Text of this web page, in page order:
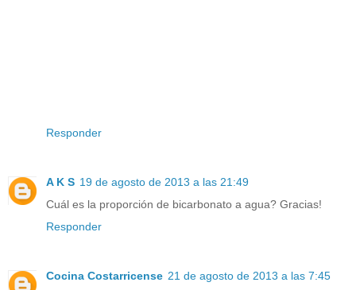
Responder
A K S 19 de agosto de 2013 a las 21:49
Cuál es la proporción de bicarbonato a agua? Gracias!
Responder
Cocina Costarricense 21 de agosto de 2013 a las 7:45